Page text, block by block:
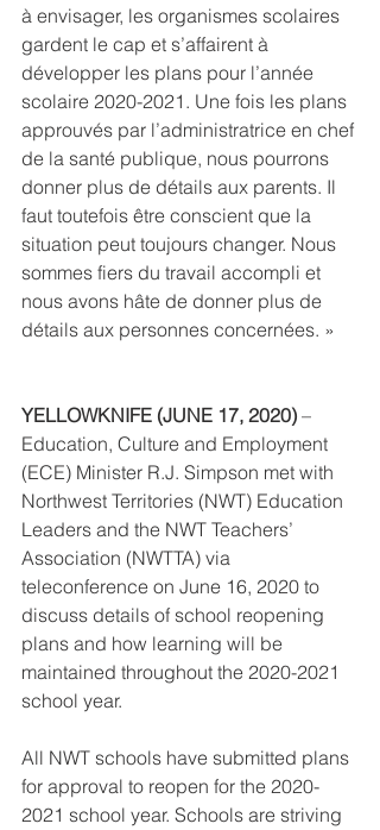
à envisager, les organismes scolaires
gardent le cap et s’affairent à
développer les plans pour l’année
scolaire 2020-2021. Une fois les plans
approuvés par l’administratrice en chef
de la santé publique, nous pourrons
donner plus de détails aux parents. Il
faut toutefois être conscient que la
situation peut toujours changer. Nous
sommes fiers du travail accompli et
nous avons hâte de donner plus de
détails aux personnes concernées. »
YELLOWKNIFE (JUNE 17, 2020) –
Education, Culture and Employment
(ECE) Minister R.J. Simpson met with
Northwest Territories (NWT) Education
Leaders and the NWT Teachers’
Association (NWTTA) via
teleconference on June 16, 2020 to
discuss details of school reopening
plans and how learning will be
maintained throughout the 2020-2021
school year.
All NWT schools have submitted plans
for approval to reopen for the 2020-
2021 school year. Schools are striving